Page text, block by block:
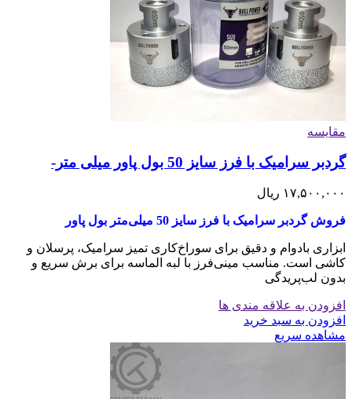
مقایسه
گردبر سرامیک با فرز سایز 50 بول پاور میلی متر-
۱۷,۵۰۰,۰۰۰ ریال
فروش گردبر سرامیک با فرز سایز 50 میلی‌متر بول پاور
ابزاری بادوام و دقیق برای سوراخ‌کاری تمیز سرامیک، پرسلان و
کاشی است. مناسب مینی‌فرز با لبه الماسه برای برش سریع و
بدون لب‌پریدگی
افزودن به علاقه مندی ها
افزودن به سبد خرید
مشاهده سریع